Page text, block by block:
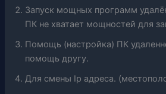
Запуск мощных программ
ПК не хватает мощностей для
Помощь (настройка) ПК
помощь другу.
Для смены Ip адреса.